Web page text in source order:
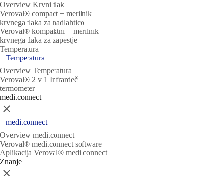
Overview Krvni tlak
Veroval® compact + merilnik
krvnega tlaka za nadlahtico
Veroval® kompaktni + merilnik
krvnega tlaka za zapestje
Temperatura
Temperatura
Overview Temperatura
Veroval® 2 v 1 Infrardeč
termometer
medi.connect
Zapri
medi.connect
Overview medi.connect
Veroval® medi.connect software
Aplikacija Veroval® medi.connect
Znanje
Zapri